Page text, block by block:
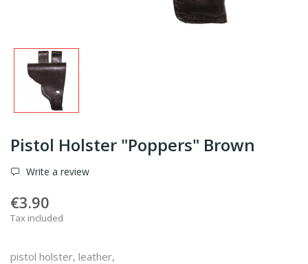
Pistol Holster "Poppers" Brown
Write a review
€3.90
Tax included
pistol holster, leather,